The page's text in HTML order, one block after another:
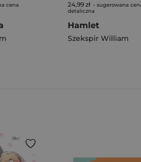
cena
24,99 zł - sugerowana
detaliczna
Hamlet
Szekspir William